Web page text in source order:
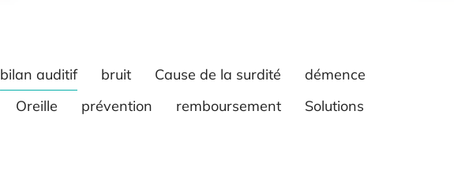
bilan auditif bruit Cause de la surdité
démence
Oreille prévention remboursement
Solutions